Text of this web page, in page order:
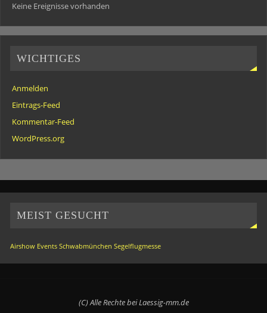
Keine Ereignisse vorhanden
WICHTIGES
Anmelden
Eintrags-Feed
Kommentar-Feed
WordPress.org
MEIST GESUCHT
Airshow Events Schwabmünchen Segelflugmesse
(C) Alle Rechte bei Laessig-mm.de